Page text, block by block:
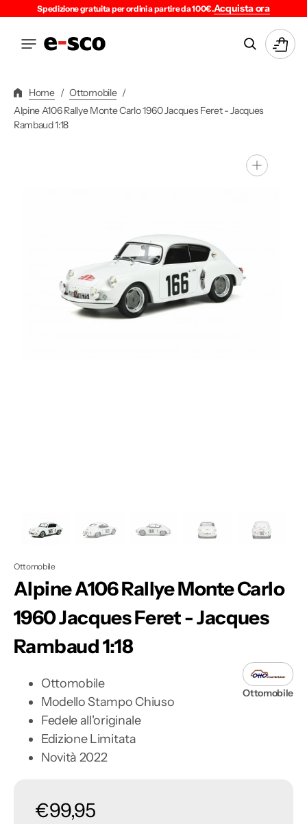
Spedizione gratuita per ordini a partire da 100€.Acquista ora
Carrello
Home / Ottomobile /
Alpine A106 Rallye Monte Carlo 1960 Jacques Feret - Jacques
Rambaud 1:18
Ottomobile
Alpine A106 Rallye Monte Carlo
1960 Jacques Feret - Jacques
Rambaud 1:18
Ottomobile
Modello Stampo Chiuso
Fedele all'originale
Edizione Limitata
Novità 2022
Ottomobile
Prezzo
€99,95